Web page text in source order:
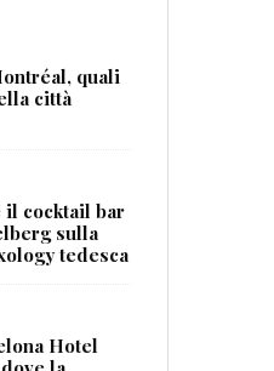
quali
città
cocktail bar
sulla
tedesca
Hotel